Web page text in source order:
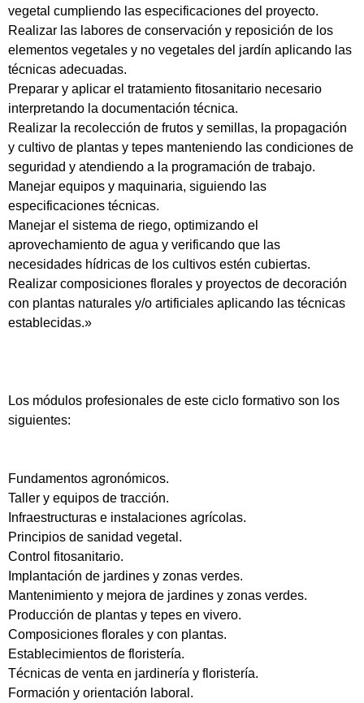
vegetal cumpliendo las especificaciones del proyecto.
Realizar las labores de conservación y reposición de los
elementos vegetales y no vegetales del jardín aplicando las
técnicas adecuadas.
Preparar y aplicar el tratamiento fitosanitario necesario
interpretando la documentación técnica.
Realizar la recolección de frutos y semillas, la propagación
y cultivo de plantas y tepes manteniendo las condiciones de
seguridad y atendiendo a la programación de trabajo.
Manejar equipos y maquinaria, siguiendo las
especificaciones técnicas.
Manejar el sistema de riego, optimizando el
aprovechamiento de agua y verificando que las
necesidades hídricas de los cultivos estén cubiertas.
Realizar composiciones florales y proyectos de decoración
con plantas naturales y/o artificiales aplicando las técnicas
establecidas.»
Los módulos profesionales de este ciclo formativo son los
siguientes:
Fundamentos agronómicos.
Taller y equipos de tracción.
Infraestructuras e instalaciones agrícolas.
Principios de sanidad vegetal.
Control fitosanitario.
Implantación de jardines y zonas verdes.
Mantenimiento y mejora de jardines y zonas verdes.
Producción de plantas y tepes en vivero.
Composiciones florales y con plantas.
Establecimientos de floristería.
Técnicas de venta en jardinería y floristería.
Formación y orientación laboral.